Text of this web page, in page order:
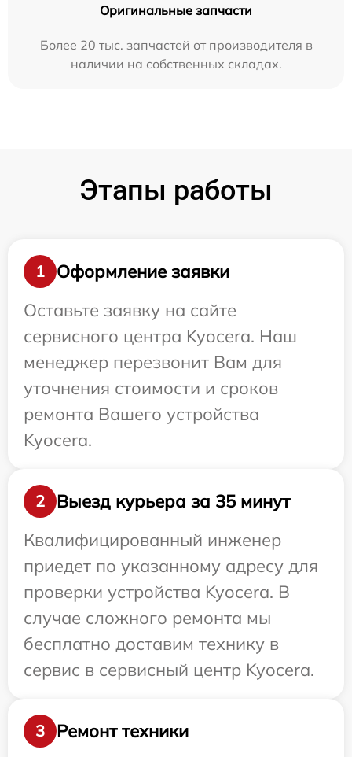
Оригинальные запчасти
Более 20 тыс. запчастей от производителя в
наличии на собственных складах.
Этапы работы
1
Оформление заявки
Оставьте заявку на сайте
сервисного центра Kyocera. Наш
менеджер перезвонит Вам для
уточнения стоимости и сроков
ремонта Вашего устройства
Kyocera.
2
Выезд курьера за 35 минут
Квалифицированный инженер
приедет по указанному адресу для
проверки устройства Kyocera. В
случае сложного ремонта мы
бесплатно доставим технику в
сервис в сервисный центр Kyocera.
3 Ремонт техники